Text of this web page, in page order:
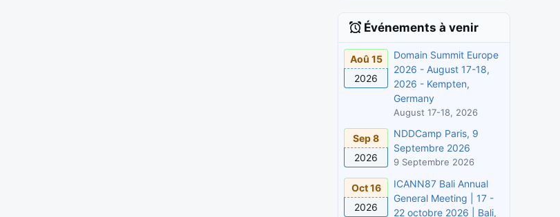
Événements à venir
Aoû 15
2026
Domain Summit Europe
2026 - August 17-18,
2026 - Kempten,
Germany
August 17-18, 2026
Sep 8
2026
NDDCamp Paris, 9
Septembre 2026
9 Septembre 2026
Oct 16
2026
ICANN87 Bali Annual
General Meeting | 17 -
22 octobre 2026 | Bali,